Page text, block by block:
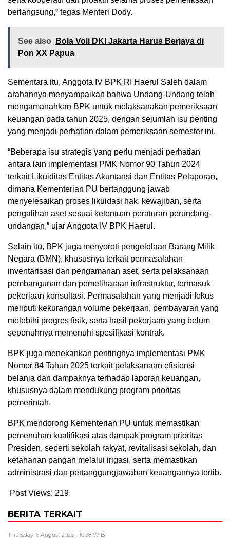
berlangsung,” tegas Menteri Dody.
See also
Bola Voli DKI Jakarta Harus Berjaya di
Pon XX Papua
Sementara itu, Anggota IV BPK RI Haerul Saleh dalam
arahannya menyampaikan bahwa Undang-Undang telah
mengamanahkan BPK untuk melaksanakan pemeriksaan
keuangan pada tahun 2025, dengan sejumlah isu penting
yang menjadi perhatian dalam pemeriksaan semester ini.
“Beberapa isu strategis yang perlu menjadi perhatian
antara lain implementasi PMK Nomor 90 Tahun 2024
terkait Likuiditas Entitas Akuntansi dan Entitas Pelaporan,
dimana Kementerian PU bertanggung jawab
menyelesaikan proses likuidasi hak, kewajiban, serta
pengalihan aset sesuai ketentuan peraturan perundang-
undangan,” ujar Anggota IV BPK Haerul.
Selain itu, BPK juga menyoroti pengelolaan Barang Milik
Negara (BMN), khususnya terkait permasalahan
inventarisasi dan pengamanan aset, serta pelaksanaan
pembangunan dan pemeliharaan infrastruktur, termasuk
pekerjaan konsultasi. Permasalahan yang menjadi fokus
meliputi kekurangan volume pekerjaan, pembayaran yang
melebihi progres fisik, serta hasil pekerjaan yang belum
sepenuhnya memenuhi spesifikasi kontrak.
BPK juga menekankan pentingnya implementasi PMK
Nomor 84 Tahun 2025 terkait pelaksanaan efisiensi
belanja dan dampaknya terhadap laporan keuangan,
khususnya dalam mendukung program prioritas
pemerintah.
BPK mendorong Kementerian PU untuk memastikan
pemenuhan kualifikasi atas dampak program prioritas
Presiden, seperti sekolah rakyat, revitalisasi sekolah, dan
ketahanan pangan melalui irigasi, serta memastikan
administrasi dan pertanggungjawaban keuangannya tertib.
Post Views: 219
BERITA TERKAIT
Thursday, 6 August 2026 - 10:38 WIB